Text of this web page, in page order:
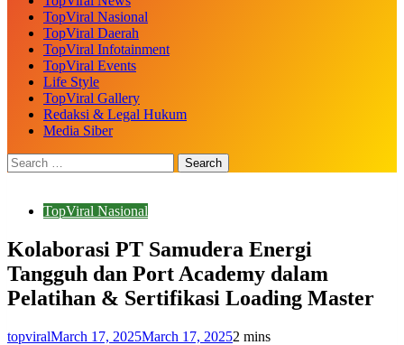
TopViral Nasional
TopViral Daerah
TopViral Infotainment
TopViral Events
Life Style
TopViral Gallery
Redaksi & Legal Hukum
Media Siber
TopViral Nasional
Kolaborasi PT Samudera Energi
Tangguh dan Port Academy dalam
Pelatihan & Sertifikasi Loading Master
topviralMarch 17, 2025March 17, 20252 mins